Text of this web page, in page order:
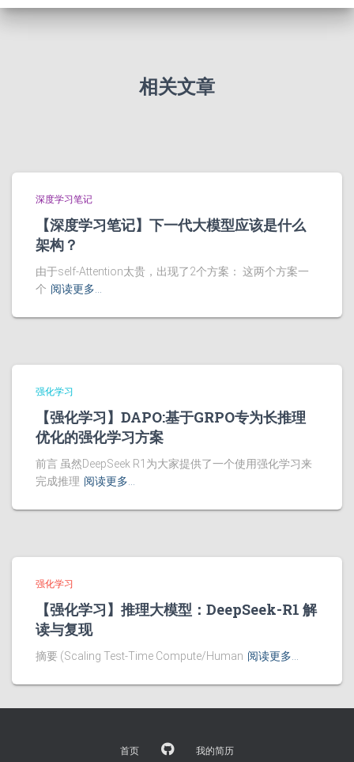
相关文章
深度学习笔记
【深度学习笔记】下一代大模型应该是什么
架构？
由于self-Attention太贵，出现了2个方案： 这两个方案一
个 阅读更多…
强化学习
【强化学习】DAPO:基于GRPO专为长推理
优化的强化学习方案
前言 虽然DeepSeek R1为大家提供了一个使用强化学习来
完成推理 阅读更多…
强化学习
【强化学习】推理大模型：DeepSeek-R1 解
读与复现
摘要 (Scaling Test-Time Compute/Human 阅读更多…
首页 我的简历